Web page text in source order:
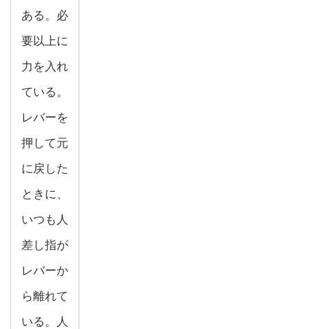
ある。必
要以上に
力を入れ
ている。
レバーを
押して元
に戻した
ときに、
いつも人
差し指が
レバーか
ら離れて
いる。人